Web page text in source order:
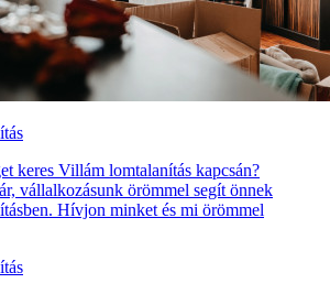
keres Villám lomtalanítás kapcsán?
vállalkozásunk örömmel segít önnek
Hívjon minket és mi örömmel